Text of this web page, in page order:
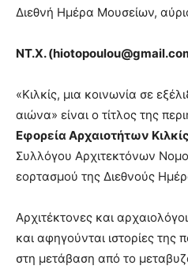
Διεθνή Ημέρα Μουσείων,
ΝΤ.Χ. (hiotopoulou@gmail.
«Κιλκίς, μια κοινωνία σε
αιώνα» είναι ο τίτλος της
Εφορεία Αρχαιοτήτων Κιλκίς
Συλλόγου Αρχιτεκτόνων
εορτασμού της Διεθνούς
Αρχιτέκτονες και
και αφηγούνται ιστορίες της
στη μετάβαση από το